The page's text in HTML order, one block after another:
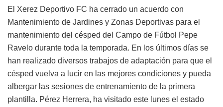
El Xerez Deportivo FC ha cerrado un acuerdo con
Mantenimiento de Jardines y Zonas Deportivas para el
mantenimiento del césped del Campo de Fútbol Pepe
Ravelo durante toda la temporada. En los últimos días se
han realizado diversos trabajos de adaptación para que el
césped vuelva a lucir en las mejores condiciones y pueda
albergar las sesiones de entrenamiento de la primera
plantilla. Pérez Herrera, ha visitado este lunes el estado